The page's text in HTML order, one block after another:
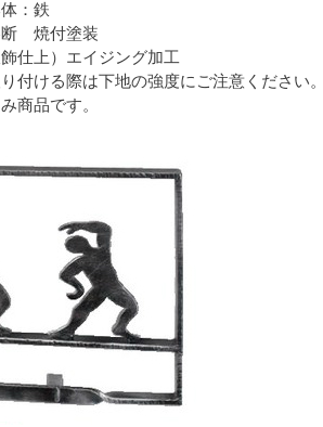
：鉄
断 焼付塗装
仕上）エイジング加工
付ける際は下地の強度にご注意ください。
商品です。